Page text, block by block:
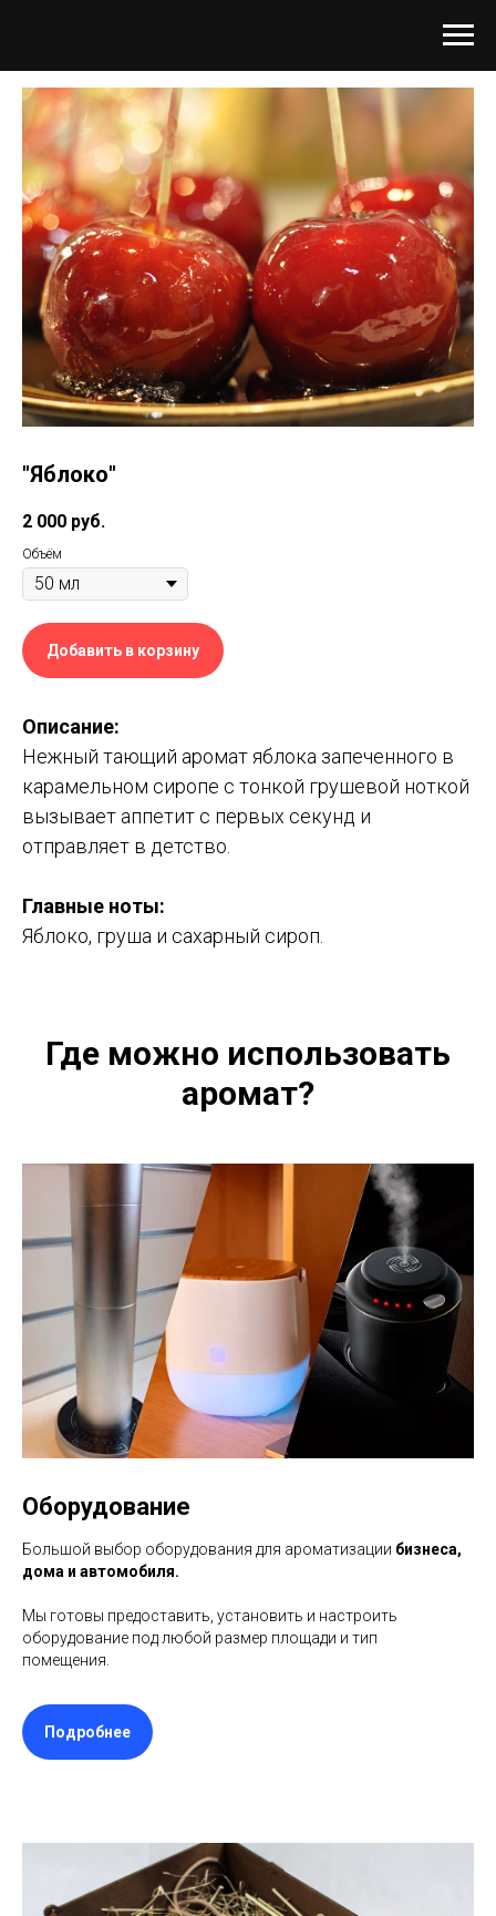
"Яблоко"
2 000 руб.
Объём
Добавить в корзину
Описание:
Нежный тающий аромат яблока запеченного в
карамельном сиропе с тонкой грушевой ноткой
вызывает аппетит с первых секунд и
отправляет в детство.
Главные ноты:
Яблоко, груша и сахарный сироп.
Где можно использовать
аромат?
Оборудование
Большой выбор оборудования для ароматизации бизнеса,
дома и автомобиля.
Мы готовы предоставить, установить и настроить
оборудование под любой размер площади и тип
помещения.
Подробнее